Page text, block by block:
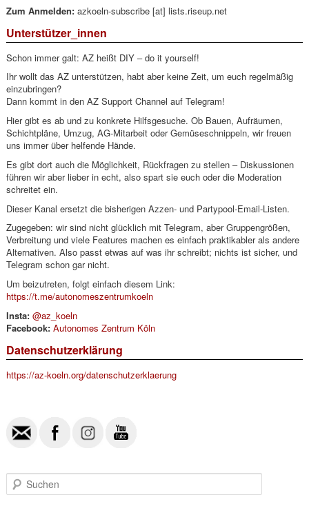
Zum Anmelden:azkoeln-subscribe [at] lists.riseup.net
Unterstützer_innen
Schon immer galt: AZ heißt DIY – do it yourself!
Ihr wollt das AZ unterstützen, habt aber keine Zeit, um euch regelmäßig
einzubringen?
Dann kommt in den AZ Support Channel auf Telegram!
Hier gibt es ab und zu konkrete Hilfsgesuche. Ob Bauen, Aufräumen,
Schichtpläne, Umzug, AG-Mitarbeit oder Gemüseschnippeln, wir freuen
uns immer über helfende Hände.
Es gibt dort auch die Möglichkeit, Rückfragen zu stellen – Diskussionen
führen wir aber lieber in echt, also spart sie euch oder die Moderation
schreitet ein.
Dieser Kanal ersetzt die bisherigen Azzen- und Partypool-Email-Listen.
Zugegeben: wir sind nicht glücklich mit Telegram, aber Gruppengrößen,
Verbreitung und viele Features machen es einfach praktikabler als andere
Alternativen. Also passt etwas auf was ihr schreibt; nichts ist sicher, und
Telegram schon gar nicht.
Um beizutreten, folgt einfach diesem Link:
https://t.me/autonomeszentrumkoeln
Insta: @az_koeln
Facebook: Autonomes Zentrum Köln
Datenschutzerklärung
https://az-koeln.org/datenschutzerklaerung
u